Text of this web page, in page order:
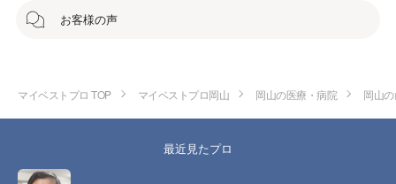
お客様の声
マイベストプロ TOP マイベストプロ岡山 岡山の医療・病院 岡山
最近見たプロ